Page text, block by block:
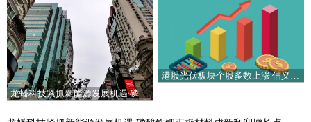
龙蟠科技紧抓新能源发展机遇 磷酸铁锂正极材料成新利润增长点